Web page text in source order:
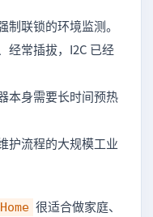
联锁的环境监测。
经常插拔，I2C 已经
本身需要长时间预热
护流程的大规模工业
很适合做家庭、